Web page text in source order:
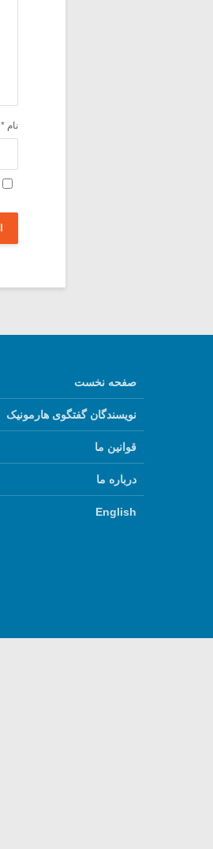
نام *
صفحه نخست
نویسندگان گفتگوی هارمونیک
قوانین ما
درباره ما
English